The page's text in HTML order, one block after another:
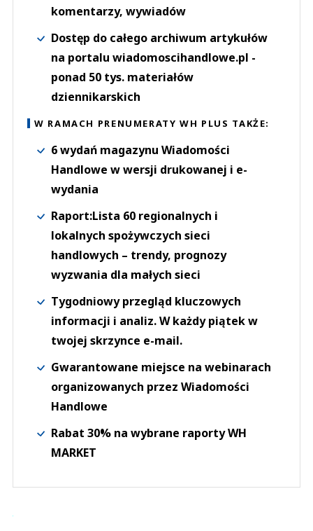
komentarzy, wywiadów
Dostęp do całego archiwum artykułów
na portalu wiadomoscihandlowe.pl -
ponad 50 tys. materiałów
dziennikarskich
W RAMACH PRENUMERATY WH PLUS TAKŻE:
6 wydań magazynu Wiadomości
Handlowe w wersji drukowanej i e-
wydania
Raport:Lista 60 regionalnych i
lokalnych spożywczych sieci
handlowych – trendy, prognozy
wyzwania dla małych sieci
Tygodniowy przegląd kluczowych
informacji i analiz. W każdy piątek w
twojej skrzynce e-mail.
Gwarantowane miejsce na webinarach
organizowanych przez Wiadomości
Handlowe
Rabat 30% na wybrane raporty WH
MARKET